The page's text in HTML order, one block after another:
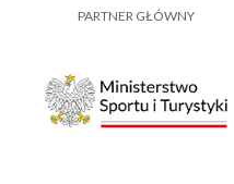
PARTNER GŁÓWNY